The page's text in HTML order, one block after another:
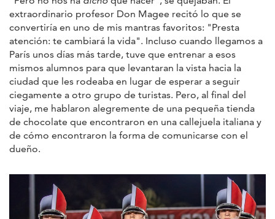
extraordinario profesor Don Magee recitó lo que se
convertiría en uno de mis mantras favoritos: "Presta
atención: te cambiará la vida". Incluso cuando llegamos a
París unos días más tarde, tuve que entrenar a esos
mismos alumnos para que levantaran la vista hacia la
ciudad que les rodeaba en lugar de esperar a seguir
ciegamente a otro grupo de turistas. Pero, al final del
viaje, me hablaron alegremente de una pequeña tienda
de chocolate que encontraron en una callejuela italiana y
de cómo encontraron la forma de comunicarse con el
dueño.